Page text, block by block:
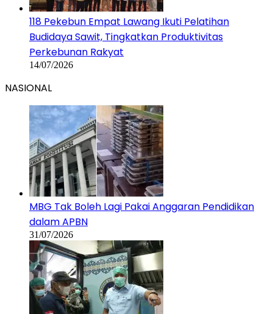
118 Pekebun Empat Lawang Ikuti Pelatihan
Budidaya Sawit, Tingkatkan Produktivitas
Perkebunan Rakyat
14/07/2026
NASIONAL
MBG Tak Boleh Lagi Pakai Anggaran Pendidikan
dalam APBN
31/07/2026